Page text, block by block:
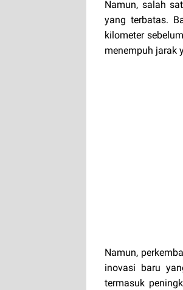
Namun, salah
yang terbatas.
kilometer
menempuh jarak
Namun,
inovasi baru
termasuk